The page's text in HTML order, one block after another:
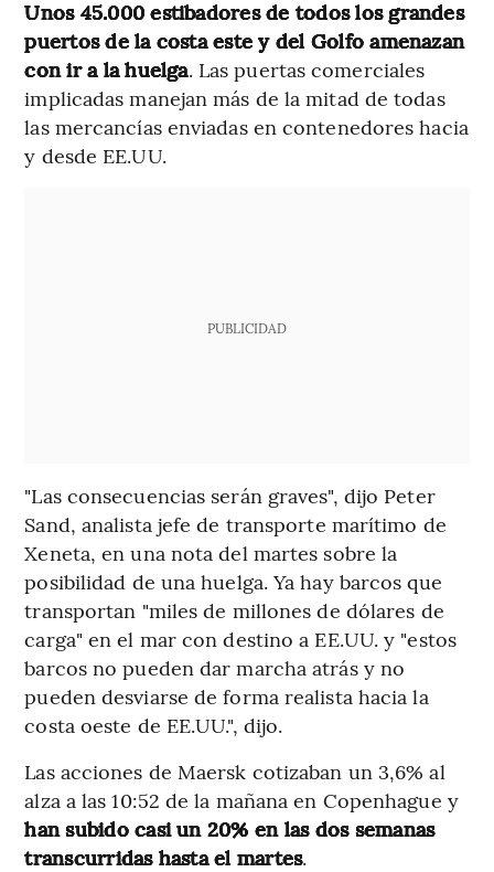
Unos 45.000 estibadores de todos los grandes
puertos de la costa este y del Golfo amenazan
con ir a la huelga. Las puertas comerciales
implicadas manejan más de la mitad de todas
las mercancías enviadas en contenedores hacia
y desde EE.UU.
PUBLICIDAD
"Las consecuencias serán graves", dijo Peter
Sand, analista jefe de transporte marítimo de
Xeneta, en una nota del martes sobre la
posibilidad de una huelga. Ya hay barcos que
transportan "miles de millones de dólares de
carga" en el mar con destino a EE.UU. y "estos
barcos no pueden dar marcha atrás y no
pueden desviarse de forma realista hacia la
costa oeste de EE.UU.", dijo.
Las acciones de Maersk cotizaban un 3,6% al
alza a las 10:52 de la mañana en Copenhague y
han subido casi un 20% en las dos semanas
transcurridas hasta el martes.